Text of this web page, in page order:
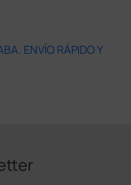
ENVÍO RÁPIDO Y